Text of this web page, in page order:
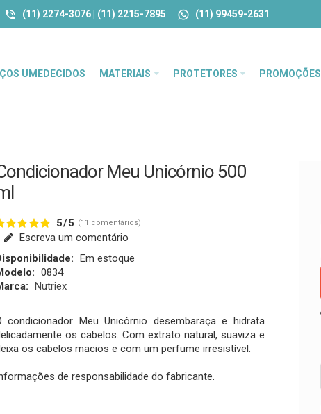
(11) 2274-3076 | (11) 2215-7895 (11) 99459-2631
UMEDECIDOS MATERIAIS PROTETORES PROMOÇÕES
Meu Unicórnio 500
5/5 (11 comentários)
Escreva um comentário
Em estoque
0834
Nutriex
condicionador Meu Unicórnio desembaraça e hidrata
os cabelos. Com extrato natural, suaviza e
os cabelos macios e com um perfume irresistível.
de responsabilidade do fabricante.